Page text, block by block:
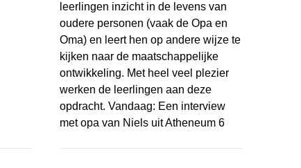
cameratoezicht aan de Nikkelstraat
leerlingen inzicht in de levens van
oudere personen (vaak de Opa en
Oma) en leert hen op andere wijze te
kijken naar de maatschappelijke
ontwikkeling. Met heel veel plezier
werken de leerlingen aan deze
opdracht. Vandaag: Een interview
met opa van Niels uit Atheneum 6